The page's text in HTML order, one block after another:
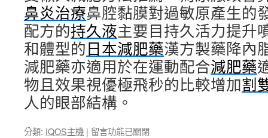
鼻炎治療鼻腔黏膜對過敏原產生的
配方的持久液主要目持久活力提升
和體型的日本減肥藥漢方製藥降內
減肥藥亦適用於在運動配合減肥藥
物且效果視優極飛秒的比較增加割
人的眼部結構。
分類: IQOS主機 | 在
留言功能已關閉